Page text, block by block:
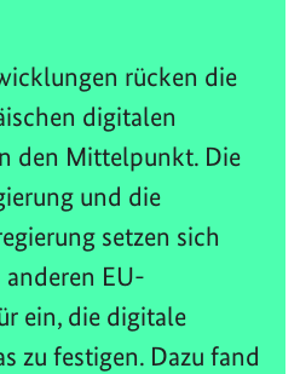
rücken die
digitalen
den Mittelpunkt. Die
und die
setzen sich
EU-
ein, die digitale
zu festigen. Dazu fand